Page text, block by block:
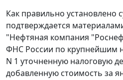
Как правильно установлено
подтверждается
"Нефтяная компания
ФНС России по крупнейшим
N 1 уточненную налоговую
добавленную стоимость за